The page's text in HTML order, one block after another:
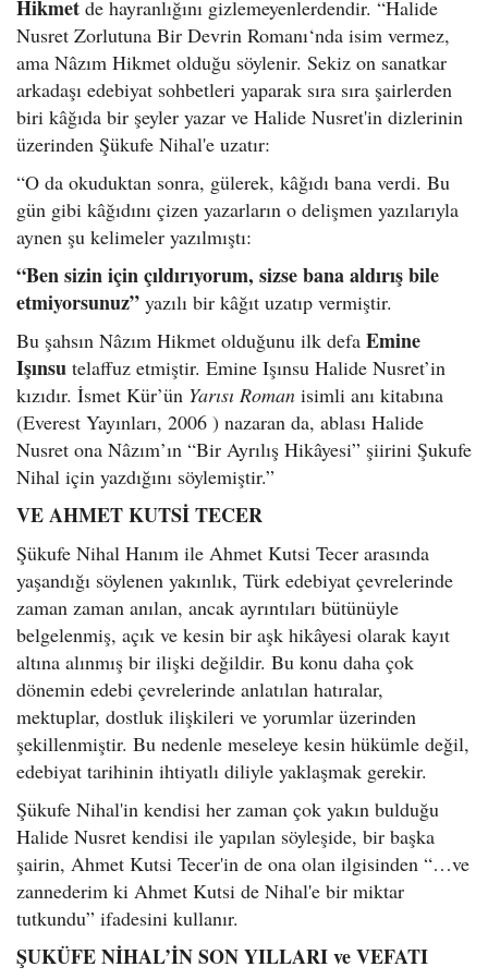
Hikmet de hayranlığını gizlemeyenlerdendir. “Halide
Nusret Zorlutuna Bir Devrin Romanı‘nda isim vermez,
ama Nâzım Hikmet olduğu söylenir. Sekiz on sanatkar
arkadaşı edebiyat sohbetleri yaparak sıra sıra şairlerden
biri kâğıda bir şeyler yazar ve Halide Nusret'in dizlerinin
üzerinden Şükufe Nihal'e uzatır:
“O da okuduktan sonra, gülerek, kâğıdı bana verdi. Bu
gün gibi kâğıdını çizen yazarların o delişmen yazılarıyla
aynen şu kelimeler yazılmıştı:
“Ben sizin için çıldırıyorum, sizse bana aldırış bile
etmiyorsunuz” yazılı bir kâğıt uzatıp vermiştir.
Bu şahsın Nâzım Hikmet olduğunu ilk defa Emine
Işınsu telaffuz etmiştir. Emine Işınsu Halide Nusret’in
kızıdır. İsmet Kür’ün Yarısı Roman isimli anı kitabına
(Everest Yayınları, 2006 ) nazaran da, ablası Halide
Nusret ona Nâzım’ın “Bir Ayrılış Hikâyesi” şiirini Şukufe
Nihal için yazdığını söylemiştir.”
VE AHMET KUTSİ TECER
Şükufe Nihal Hanım ile Ahmet Kutsi Tecer arasında
yaşandığı söylenen yakınlık, Türk edebiyat çevrelerinde
zaman zaman anılan, ancak ayrıntıları bütünüyle
belgelenmiş, açık ve kesin bir aşk hikâyesi olarak kayıt
altına alınmış bir ilişki değildir. Bu konu daha çok
dönemin edebi çevrelerinde anlatılan hatıralar,
mektuplar, dostluk ilişkileri ve yorumlar üzerinden
şekillenmiştir. Bu nedenle meseleye kesin hükümle değil,
edebiyat tarihinin ihtiyatlı diliyle yaklaşmak gerekir.
Şükufe Nihal'in kendisi her zaman çok yakın bulduğu
Halide Nusret kendisi ile yapılan söyleşide, bir başka
şairin, Ahmet Kutsi Tecer'in de ona olan ilgisinden “…ve
zannederim ki Ahmet Kutsi de Nihal'e bir miktar
tutkundu” ifadesini kullanır.
ŞUKÜFE NİHAL’İN SON YILLARI ve VEFATI